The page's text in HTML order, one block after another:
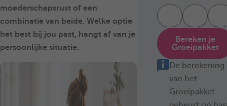
moederschapsrust of een
combinatie van beide. Welke optie
het best bij jou past, hangt af van je
persoonlijke situatie.
Bereken je
Groeipakket
De berekening
van het
Groeipakket